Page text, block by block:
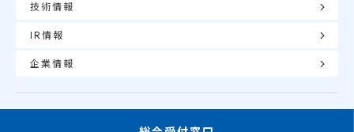
技術情報
IR情報
企業情報